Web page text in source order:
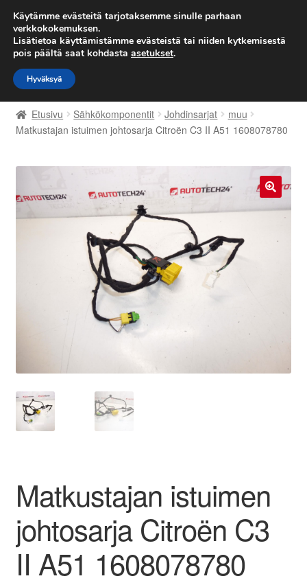
TOIMITUS alkaen 7 EUR
Siirry
navigointiin
Siirry
sisältöön
Etusivu
Kärry
Kuljetus
Maailmanlaajuinen toimitus
Ota yhteyttä
Tarkista
Tilini
Valitukset
Etusivu Sähkökomponentit Johdinsarjat
muu
Matkustajan istuimen johtosarja Citroën C3 II A51 1608078780
🔍
Matkustajan istuimen
johtosarja Citroën C3
II A51 1608078780
Käytämme evästeitä tarjotaksemme sinulle parhaan
verkkokokemuksen.
Lisätietoa käyttämistämme evästeistä tai niiden kytkemisestä
pois päältä saat kohdasta asetukset.
Hyväksyä